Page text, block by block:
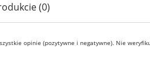
(0)
opinie (pozytywne i negatywne). Nie